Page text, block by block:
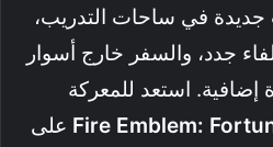
جديدة في ساحات التدريب،
جدد، والسفر خارج أسوار
إضافية. استعد للمعركة
Fire Emblem: على